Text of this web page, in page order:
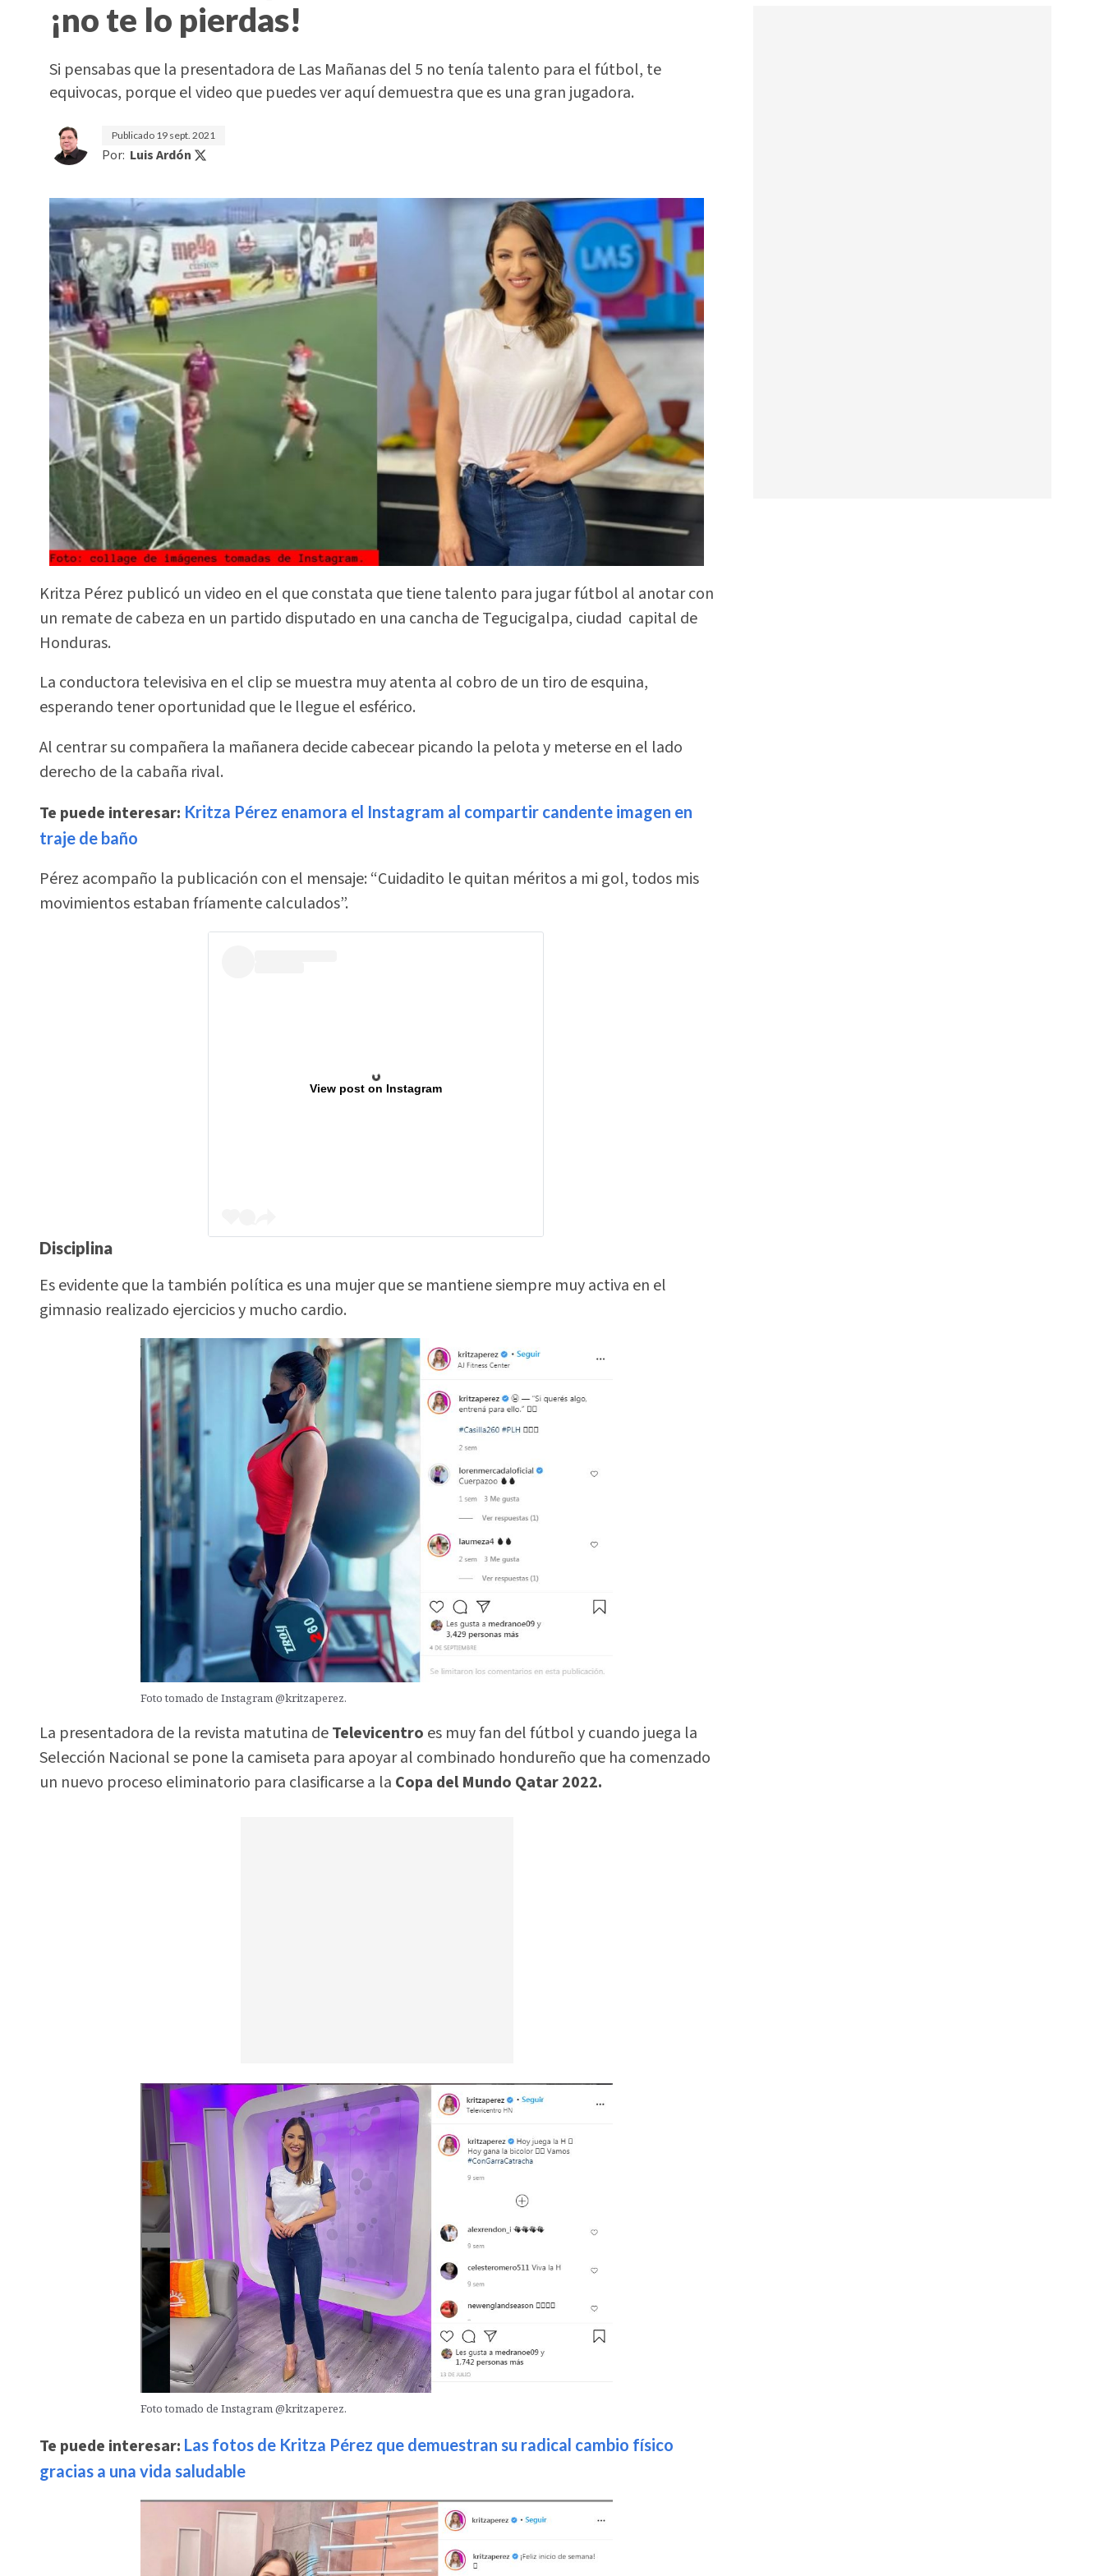
¡no te lo pierdas!
Si pensabas que la presentadora de Las Mañanas del 5 no tenía talento para el fútbol, te
equivocas, porque el video que puedes ver aquí demuestra que es una gran jugadora.
Publicado 19 sept. 2021
Por: Luis Ardón
Kritza Pérez publicó un video en el que constata que tiene talento para jugar fútbol al anotar con
un remate de cabeza en un partido disputado en una cancha de Tegucigalpa, ciudad capital de
Honduras.
La conductora televisiva en el clip se muestra muy atenta al cobro de un tiro de esquina,
esperando tener oportunidad que le llegue el esférico.
Al centrar su compañera la mañanera decide cabecear picando la pelota y meterse en el lado
derecho de la cabaña rival.
Te puede interesar: Kritza Pérez enamora el Instagram al compartir candente imagen en
traje de baño
Pérez acompaño la publicación con el mensaje: “Cuidadito le quitan méritos a mi gol, todos mis
movimientos estaban fríamente calculados”.
View post on Instagram
Disciplina
Es evidente que la también política es una mujer que se mantiene siempre muy activa en el
gimnasio realizado ejercicios y mucho cardio.
Foto tomado de Instagram @kritzaperez.
La presentadora de la revista matutina deTelevicentro es muy fan del fútbol y cuando juega la
Selección Nacional se pone la camiseta para apoyar al combinado hondureño que ha comenzado
un nuevo proceso eliminatorio para clasificarse a la Copa del Mundo Qatar 2022.
Foto tomado de Instagram @kritzaperez.
Te puede interesar: Las fotos de Kritza Pérez que demuestran su radical cambio físico
gracias a una vida saludable